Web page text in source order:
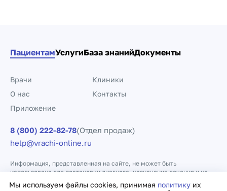
Мы используем файлы cookies, принимая политику их
ПациентамУслугиБаза знанийДокументы
Врачи
Клиники
О нас
Контакты
Приложение
8 (800) 222-82-78(Отдел продаж)
help@vrachi-online.ru
Информация, представленная на сайте, не может быть
использована для постановки диагноза, назначения лечения и не
заменяет прием врача.